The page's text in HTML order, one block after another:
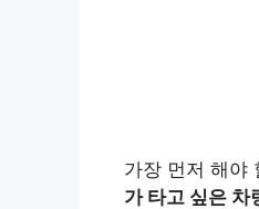
가장 먼저 해야
가 타고 싶은 차